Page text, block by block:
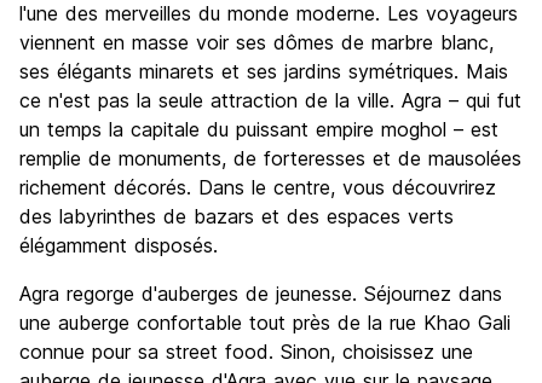
Sortir le soir / faire la fête
5.2
Bonnes affaires
7.4
l'une des merveilles du monde moderne. Les voyageurs
viennent en masse voir ses dômes de marbre blanc,
ses élégants minarets et ses jardins symétriques. Mais
ce n'est pas la seule attraction de la ville. Agra – qui fut
un temps la capitale du puissant empire moghol – est
remplie de monuments, de forteresses et de mausolées
richement décorés. Dans le centre, vous découvrirez
des labyrinthes de bazars et des espaces verts
élégamment disposés.
Agra regorge d'auberges de jeunesse. Séjournez dans
une auberge confortable tout près de la rue Khao Gali
connue pour sa street food. Sinon, choisissez une